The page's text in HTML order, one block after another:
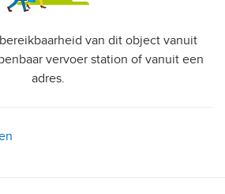
van dit object vanuit
vervoer station of vanuit een
adres.